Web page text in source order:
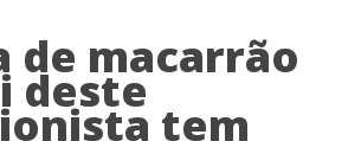
de macarrão
deste
tem